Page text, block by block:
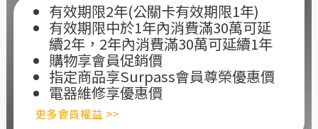
有效期限2年(公關卡有效期限1年)
有效期限中於1年內消費滿30萬可延
續2年，2年內消費滿30萬可延續1年
購物享會員促銷價
指定商品享Surpass會員尊榮優惠價
電器維修享優惠價
更多會員權益 >>